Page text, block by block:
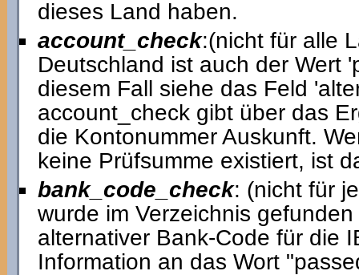
dieses Land haben.
account_check:(nicht für alle
Deutschland ist auch der Wert
diesem Fall siehe das Feld
account_check gibt über das
die Kontonummer Auskunft.
keine Prüfsumme existiert, ist
bank_code_check: (nicht für
wurde im Verzeichnis
alternativer Bank-Code für die
Information an das Wort